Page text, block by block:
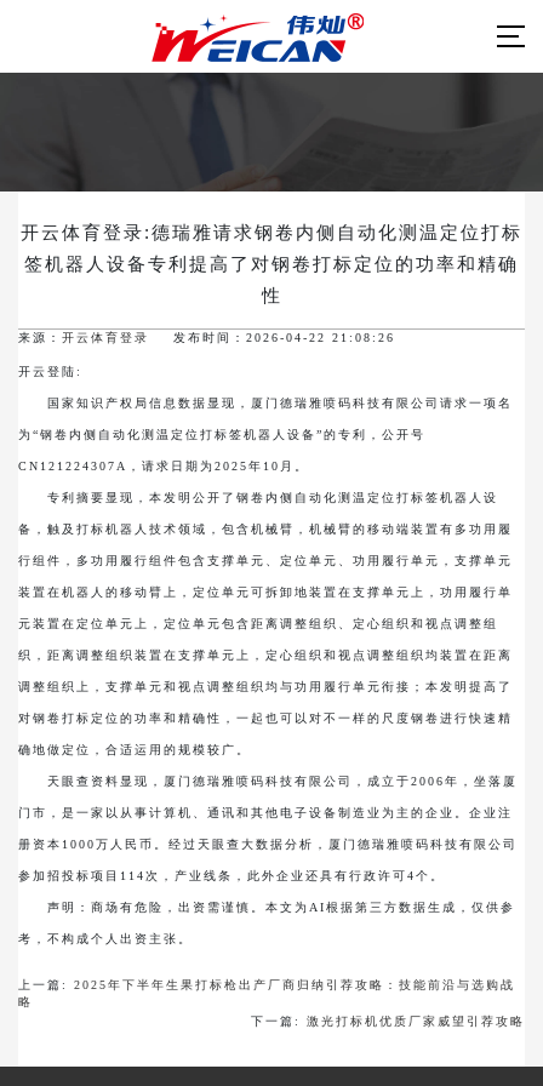
开云体育登录:德瑞雅请求钢卷内侧自动化测温定位打标
签机器人设备专利提高了对钢卷打标定位的功率和精确
性
来源： 开云体育登录 发布时间：2026-04-22 21:08:26
开云登陆:
国家知识产权局信息数据显现，厦门德瑞雅喷码科技有限公司请求一项名
为“钢卷内侧自动化测温定位打标签机器人设备”的专利，公开号
CN121224307A，请求日期为2025年10月。
专利摘要显现，本发明公开了钢卷内侧自动化测温定位打标签机器人设
备，触及打标机器人技术领域，包含机械臂，机械臂的移动端装置有多功用履
行组件，多功用履行组件包含支撑单元、定位单元、功用履行单元，支撑单元
装置在机器人的移动臂上，定位单元可拆卸地装置在支撑单元上，功用履行单
元装置在定位单元上，定位单元包含距离调整组织、定心组织和视点调整组
织，距离调整组织装置在支撑单元上，定心组织和视点调整组织均装置在距离
调整组织上，支撑单元和视点调整组织均与功用履行单元衔接；本发明提高了
对钢卷打标定位的功率和精确性，一起也可以对不一样的尺度钢卷进行快速精
确地做定位，合适运用的规模较广。
天眼查资料显现，厦门德瑞雅喷码科技有限公司，成立于2006年，坐落厦
门市，是一家以从事计算机、通讯和其他电子设备制造业为主的企业。企业注
册资本1000万人民币。经过天眼查大数据分析，厦门德瑞雅喷码科技有限公司
参加招投标项目114次，产业线条，此外企业还具有行政许可4个。
声明：商场有危险，出资需谨慎。本文为AI根据第三方数据生成，仅供参
考，不构成个人出资主张。
上一篇: 2025年下半年生果打标枪出产厂商归纳引荐攻略：技能前沿与选购战
略
下一篇: 激光打标机优质厂家威望引荐攻略